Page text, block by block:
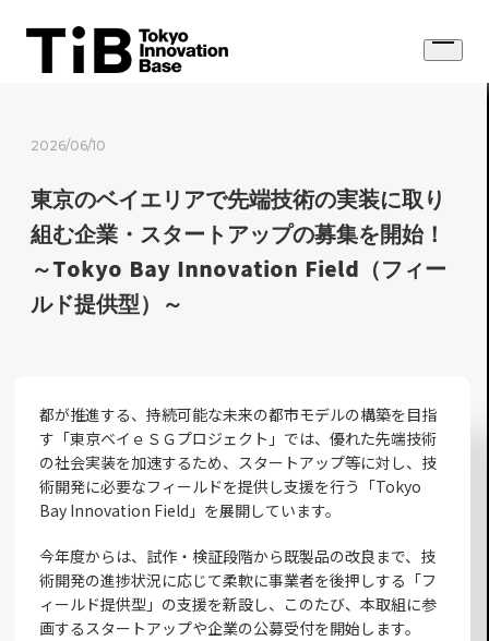
content
Open
2026/06/10
東京のベイエリアで先端技術の実装に取り
組む企業・スタートアップの募集を開始！
～Tokyo Bay Innovation Field（フィー
ルド提供型）～
都が推進する、持続可能な未来の都市モデルの構築を目指
す「東京ベイｅＳＧプロジェクト」では、優れた先端技術
の社会実装を加速するため、スタートアップ等に対し、技
術開発に必要なフィールドを提供し支援を行う「Tokyo
Bay Innovation Field」を展開しています。
今年度からは、試作・検証段階から既製品の改良まで、技
術開発の進捗状況に応じて柔軟に事業者を後押しする「フ
ィールド提供型」の支援を新設し、このたび、本取組に参
画するスタートアップや企業の公募受付を開始します。